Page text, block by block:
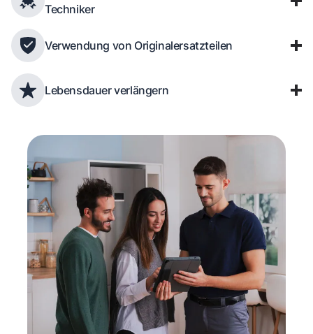
Techniker
Verwendung von Originalersatzteilen
Lebensdauer verlängern